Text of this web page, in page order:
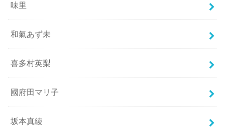
味里
和氣あず未
喜多村英梨
國府田マリ子
坂本真綾